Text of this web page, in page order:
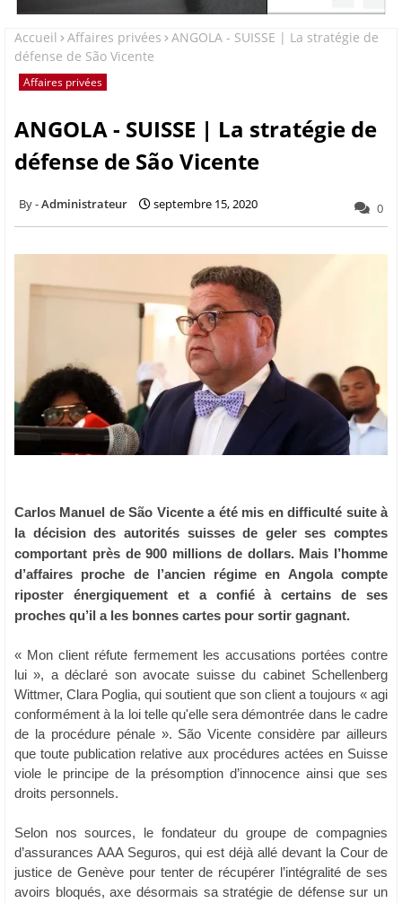
Accueil Affaires privées
ANGOLA - SUISSE | La stratégie de
défense de São Vicente
Affaires privées
ANGOLA - SUISSE | La stratégie de
défense de São Vicente
Administrateur septembre 15, 2020 0
Carlos Manuel de São Vicente a été mis en difficulté suite à
la décision des autorités suisses de geler ses comptes
comportant près de 900 millions de dollars. Mais l’homme
d’affaires proche de l’ancien régime en Angola compte
riposter énergiquement et a confié à certains de ses
proches qu’il a les bonnes cartes pour sortir gagnant.
« Mon client réfute fermement les accusations portées contre
lui », a déclaré son avocate suisse du cabinet Schellenberg
Wittmer, Clara Poglia, qui soutient que son client a toujours « agi
conformément à la loi telle qu'elle sera démontrée dans le cadre
de la procédure pénale ». São Vicente considère par ailleurs
que toute publication relative aux procédures actées en Suisse
viole le principe de la présomption d’innocence ainsi que ses
droits personnels.
Selon nos sources, le fondateur du groupe de compagnies
d’assurances AAA Seguros, qui est déjà allé devant la Cour de
justice de Genève pour tenter de récupérer l’intégralité de ses
avoirs bloqués, axe désormais sa stratégie de défense sur un